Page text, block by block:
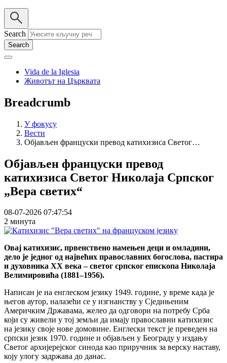
Search
Vida de la Iglesia
Животът на Църквата
Breadcrumb
У фокусу
Вести
Објављен француски превод катихизиса Светог…
Објављен француски превод
катихизиса Светог Николаја Српског
„Вера светих“
08-07-2026 07:47:54
2 минута
Овај катихизис, првенствено намењен деци и омладини,
дело је једног од највећих православних богослова, пастира
и духовника XX века – светог српског епископа Николаја
Велимировића (1881–1956).
Написан је на енглеском језику 1949. године, у време када је
његов аутор, налазећи се у изгнанству у Сједињеним
Америчким Државама, желео да одговори на потребу Срба
који су живели у тој земљи да имају православни катихизис
на језику своје нове домовине. Енглески текст је преведен на
српски језик 1970. године и објављен у Београду у издању
Светог архијерејског синода као приручник за верску наставу,
коју улогу задржава до данас.